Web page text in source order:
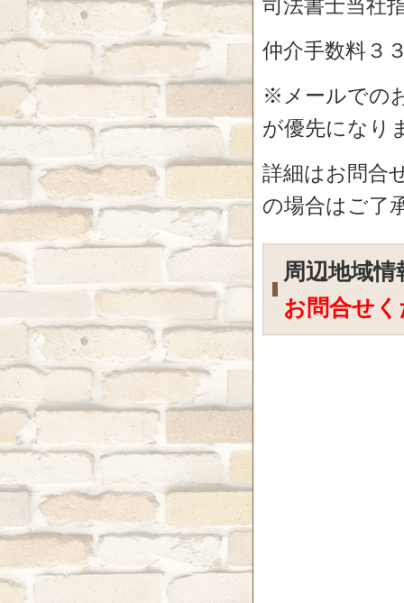
司法書士当社
仲介手数料３
※メールでの
が優先になり
詳細はお問合
の場合はご了
周辺地域
お問合せ